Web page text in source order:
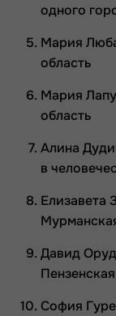
одного
Мария
область
Мария
область
Алина
в
Елизавета
Давид
София